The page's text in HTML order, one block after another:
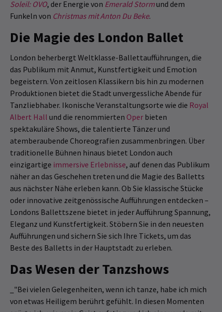
Soleil: OVO, der Energie von Emerald Stormund dem
Funkeln von Christmas mit Anton Du Beke.
Die Magie des London Ballet
London beherbergt Weltklasse-Ballettaufführungen, die
das Publikum mit Anmut, Kunstfertigkeit und Emotion
begeistern. Von zeitlosen Klassikern bis hin zu modernen
Produktionen bietet die Stadt unvergessliche Abende für
Tanzliebhaber. Ikonische Veranstaltungsorte wie die Royal
Albert Hall und die renommierten Oper bieten
spektakuläre Shows, die talentierte Tänzer und
atemberaubende Choreografien zusammenbringen. Über
traditionelle Bühnen hinaus bietet London auch
einzigartige immersive Erlebnisse, auf denen das Publikum
näher an das Geschehen treten und die Magie des Balletts
aus nächster Nähe erleben kann. Ob Sie klassische Stücke
oder innovative zeitgenössische Aufführungen entdecken –
Londons Ballettszene bietet in jeder Aufführung Spannung,
Eleganz und Kunstfertigkeit. Stöbern Sie in den neuesten
Aufführungen und sichern Sie sich Ihre Tickets, um das
Beste des Balletts in der Hauptstadt zu erleben.
Das Wesen der Tanzshows
_"Bei vielen Gelegenheiten, wenn ich tanze, habe ich mich
von etwas Heiligem berührt gefühlt. In diesen Momenten